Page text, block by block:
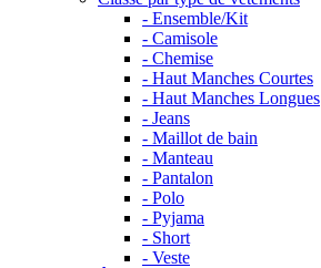
- Ensemble/Kit
- Camisole
- Chemise
- Haut Manches Courtes
- Haut Manches Longues
- Jeans
- Maillot de bain
- Manteau
- Pantalon
- Polo
- Pyjama
- Short
- Veste